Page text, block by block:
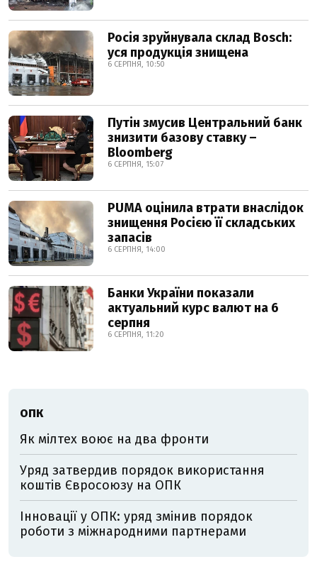
Росія зруйнувала склад Bosch:
уся продукція знищена
6 СЕРПНЯ, 10:50
Путін змусив Центральний банк
знизити базову ставку –
Bloomberg
6 СЕРПНЯ, 15:07
PUMA оцінила втрати внаслідок
знищення Росією її складських
запасів
6 СЕРПНЯ, 14:00
Банки України показали
актуальний курс валют на 6
серпня
6 СЕРПНЯ, 11:20
ОПК
Як мілтех воює на два фронти
Уряд затвердив порядок використання
коштів Євросоюзу на ОПК
Інновації у ОПК: уряд змінив порядок
роботи з міжнародними партнерами